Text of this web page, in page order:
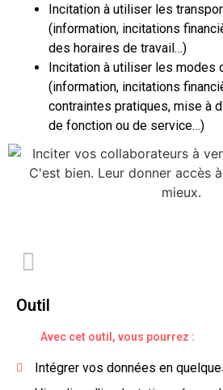
Incitation à utiliser les
(information, incitations
des horaires de travail…)
Incitation à utiliser les modes
(information, incitations
contraintes pratiques, mise à
de fonction ou de service…)
Outil
Avec cet outil, vous pourrez :
Intégrer vos données en